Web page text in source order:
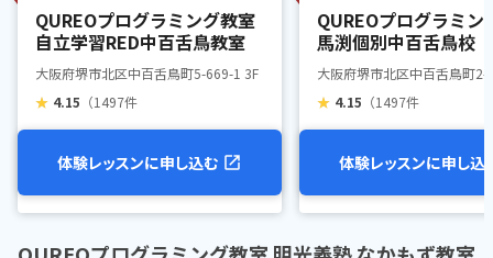
QUREOプログラミング教室
自立学習RED中百舌鳥教室
大阪府堺市北区中百舌鳥町5-669-1 3F
★ 4.15 （1497件
体験レッスンに申し込む
QUREOプログラミン
馬渕個別中百舌鳥校
大阪府堺市北区中百舌鳥町
★ 4.15 （1497件
体験レッスンに申し込